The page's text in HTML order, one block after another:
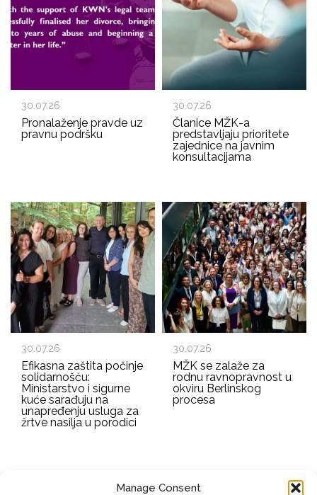
Manage Consent
30.07.26
Pronalaženje pravde uz
pravnu podršku
30.07.26
Članice MŽK-a
predstavljaju prioritete
zajednice na javnim
konsultacijama
30.07.26
Efikasna zaštita počinje
solidarnošću:
Ministarstvo i sigurne
kuće sarađuju na
unapređenju usluga za
žrtve nasilja u porodici
30.07.26
MŽK se zalaže za
rodnu ravnopravnost u
okviru Berlinskog
procesa